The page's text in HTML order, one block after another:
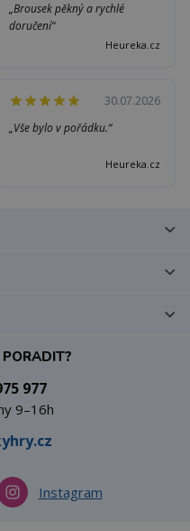
„Brousek pěkný a rychlé
doručení“
Heureka.cz
30.07.2026
„Vše bylo v pořádku.“
Heureka.cz
PORADIT?
977
9–16h
Instagram